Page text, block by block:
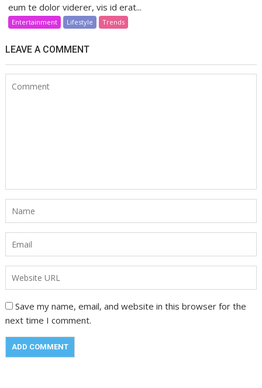
eum te dolor viderer, vis id erat...
Entertainment Lifestyle Trends
LEAVE A COMMENT
Save my name, email, and website in this browser for the
next time I comment.